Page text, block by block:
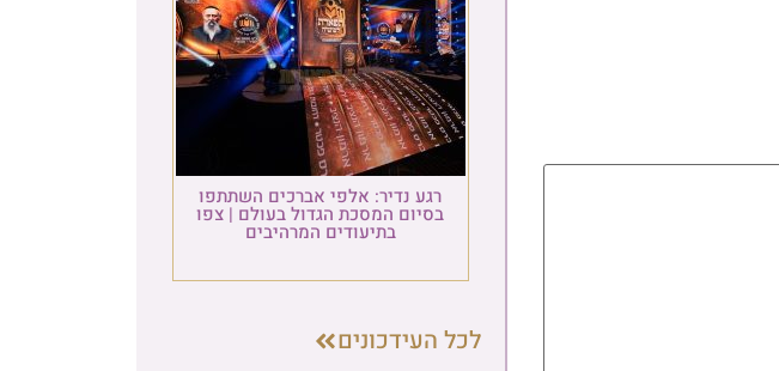
רגע נדיר: אלפי אברכים השתתפו
בסיום המסכת הגדול בעולם | צפו
בתיעודים המרהיבים
לכל העידכונים